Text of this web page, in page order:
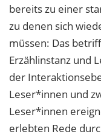
bereits zu einer
zu denen sich
müssen: Das
Erzählinstanz und
der
Leser*innen und
Leser*innen
erlebten Rede